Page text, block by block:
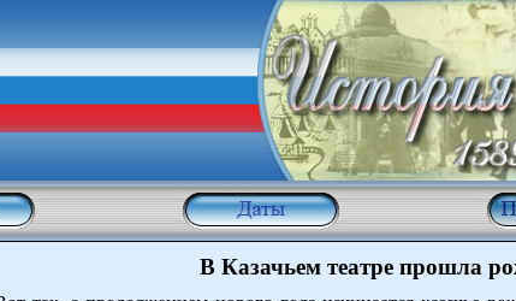
В Казачьем театре прошла